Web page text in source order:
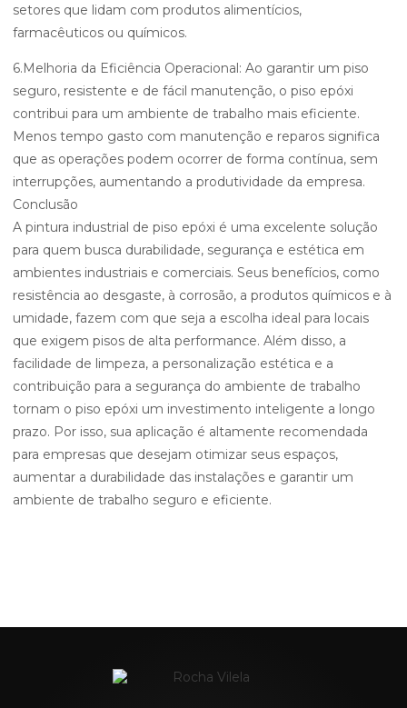
setores que lidam com produtos alimentícios,
farmacêuticos ou químicos.
6.Melhoria da Eficiência Operacional: Ao garantir um piso
seguro, resistente e de fácil manutenção, o piso epóxi
contribui para um ambiente de trabalho mais eficiente.
Menos tempo gasto com manutenção e reparos significa
que as operações podem ocorrer de forma contínua, sem
interrupções, aumentando a produtividade da empresa.
Conclusão
A pintura industrial de piso epóxi é uma excelente solução
para quem busca durabilidade, segurança e estética em
ambientes industriais e comerciais. Seus benefícios, como
resistência ao desgaste, à corrosão, a produtos químicos e à
umidade, fazem com que seja a escolha ideal para locais
que exigem pisos de alta performance. Além disso, a
facilidade de limpeza, a personalização estética e a
contribuição para a segurança do ambiente de trabalho
tornam o piso epóxi um investimento inteligente a longo
prazo. Por isso, sua aplicação é altamente recomendada
para empresas que desejam otimizar seus espaços,
aumentar a durabilidade das instalações e garantir um
ambiente de trabalho seguro e eficiente.